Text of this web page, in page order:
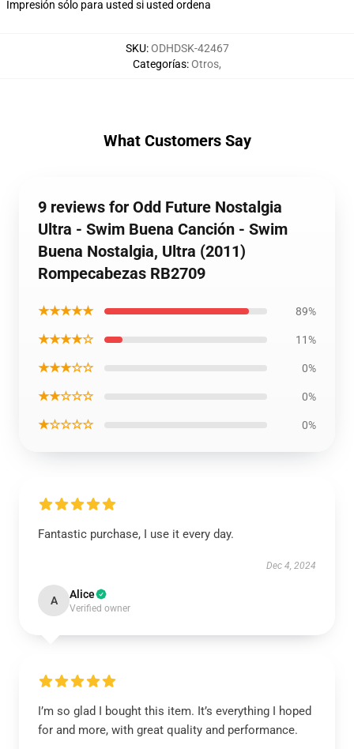
Impresión sólo para usted si usted ordena
SKU:ODHDSK-42467
Categorías:Otros,
What Customers Say
9 reviews for Odd Future Nostalgia
Ultra - Swim Buena Canción - Swim
Buena Nostalgia, Ultra (2011)
Rompecabezas RB2709
★★★★★ 89%
★★★★☆ 11%
★★★☆☆ 0%
★★☆☆☆ 0%
★☆☆☆☆ 0%
Fantastic purchase, I use it every day.
Dec 4, 2024
A Alice
Verified owner
I’m so glad I bought this item. It’s everything I hoped
for and more, with great quality and performance.